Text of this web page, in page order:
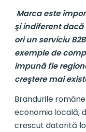
Marca este
şi indiferent
ori un serviciu
exemple de
impună fie
creştere mai
Brandurile
economia lo­cală,
crescut datorită